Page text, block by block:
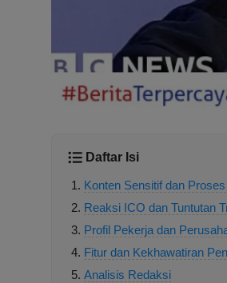
Daftar Isi
Konten Sensitif dan
Reaksi ICO dan Tuntutan
Profil Pekerja dan
Fitur dan Kekhawatiran
Analisis Redaksi